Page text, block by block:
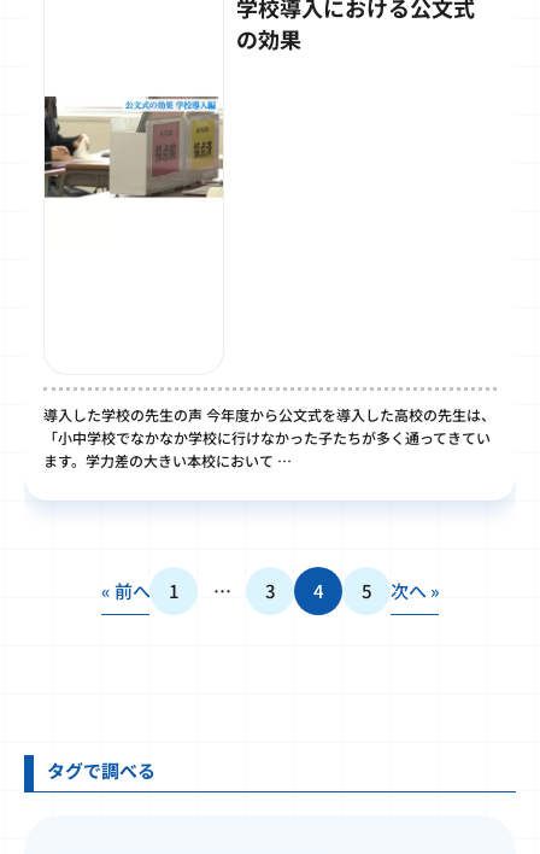
学校導入における公文式
の効果
導入した学校の先生の声 今年度から公文式を導入した高校の先生は、
「小中学校でなかなか学校に行けなかった子たちが多く通ってきてい
ます。学力差の大きい本校において …
« 前へ 1 … 3 4 5 次へ »
タグで調べる